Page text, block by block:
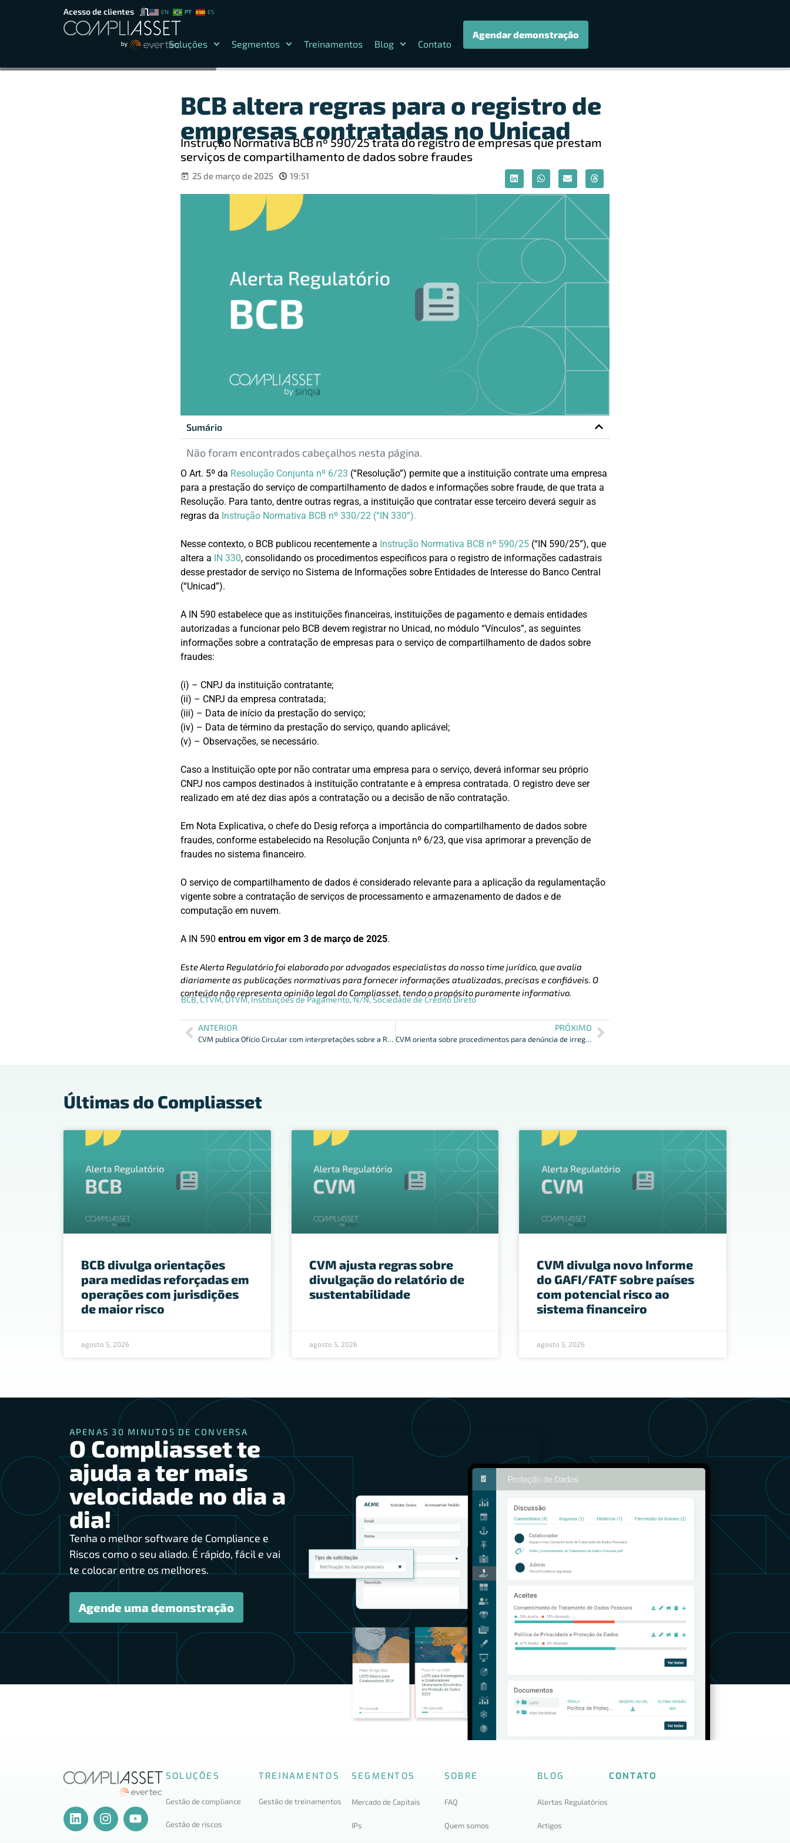
Acesso de clientes EN PT ES
Soluções Segmentos Treinamentos Blog Contato
Agendar demonstração
BCB altera regras para o registro de
empresas contratadas no Unicad
Instrução Normativa BCB nº 590/25 trata do registro de empresas que prestam
serviços de compartilhamento de dados sobre fraudes
25 de março de 2025 19:51
Sumário
Não foram encontrados cabeçalhos nesta página.
O Art. 5º da Resolução Conjunta nº 6/23 (“Resolução”) permite que a instituição contrate uma empresa
para a prestação do serviço de compartilhamento de dados e informações sobre fraude, de que trata a
Resolução. Para tanto, dentre outras regras, a instituição que contratar esse terceiro deverá seguir as
regras da Instrução Normativa BCB nº 330/22 (“IN 330”).
Nesse contexto, o BCB publicou recentemente a Instrução Normativa BCB nº 590/25 (“IN 590/25”), que
altera a IN 330, consolidando os procedimentos específicos para o registro de informações cadastrais
desse prestador de serviço no Sistema de Informações sobre Entidades de Interesse do Banco Central
(“Unicad”).
A IN 590 estabelece que as instituições financeiras, instituições de pagamento e demais entidades
autorizadas a funcionar pelo BCB devem registrar no Unicad, no módulo “Vínculos”, as seguintes
informações sobre a contratação de empresas para o serviço de compartilhamento de dados sobre
fraudes:
(i) – CNPJ da instituição contratante;
(ii) – CNPJ da empresa contratada;
(iii) – Data de início da prestação do serviço;
(iv) – Data de término da prestação do serviço, quando aplicável;
(v) – Observações, se necessário.
Caso a Instituição opte por não contratar uma empresa para o serviço, deverá informar seu próprio
CNPJ nos campos destinados à instituição contratante e à empresa contratada. O registro deve ser
realizado em até dez dias após a contratação ou a decisão de não contratação.
Em Nota Explicativa, o chefe do Desig reforça a importância do compartilhamento de dados sobre
fraudes, conforme estabelecido na Resolução Conjunta nº 6/23, que visa aprimorar a prevenção de
fraudes no sistema financeiro.
O serviço de compartilhamento de dados é considerado relevante para a aplicação da regulamentação
vigente sobre a contratação de serviços de processamento e armazenamento de dados e de
computação em nuvem.
A IN 590 entrou em vigor em 3 de março de 2025.
Este Alerta Regulatório foi elaborado por advogados especialistas do nosso time jurídico, que avalia
diariamente as publicações normativas para fornecer informações atualizadas, precisas e confiáveis. O
conteúdo não representa opinião legal do Compliasset, tendo o propósito puramente informativo.
BCB,CTVM,DTVM,Instituições de Pagamento,N/N,Sociedade de Crédito Direto
ANTERIOR
CVM publica Ofício Circular com interpretações sobre a Resolução CVM 175
PRÓXIMO
CVM orienta sobre procedimentos para denúncia de irregularidades na administração de carteiras
Últimas do Compliasset
BCB divulga orientações
para medidas reforçadas em
operações com jurisdições
de maior risco
agosto 5, 2026
CVM ajusta regras sobre
divulgação do relatório de
sustentabilidade
agosto 5, 2026
CVM divulga novo Informe
do GAFI/FATF sobre países
com potencial risco ao
sistema financeiro
agosto 5, 2026
APENAS 30 MINUTOS DE CONVERSA
O Compliasset te
ajuda a ter mais
velocidade no dia a
dia!
Tenha o melhor software de Compliance e
Riscos como o seu aliado. É rápido, fácil e vai
te colocar entre os melhores.
Agende uma demonstração
SOLUÇÕES
Gestão de compliance
Gestão de riscos
TREINAMENTOS
Gestão de treinamentos
SEGMENTOS
Mercado de Capitais
IPs
SOBRE
FAQ
Quem somos
BLOG
Alertas Regulatórios
Artigos
CONTATO